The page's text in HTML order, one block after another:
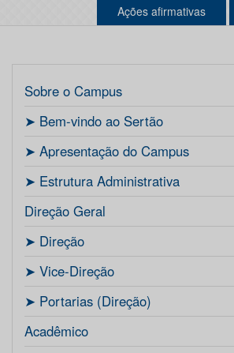
Ações afirmativas
Sobre o Campus
ㅤ➤ Bem-vindo ao Sertão
ㅤ➤ Apresentação do Campus
ㅤ➤ Estrutura Administrativa
Direção Geral
ㅤ➤ Direção
ㅤ➤ Vice-Direção
ㅤ➤ Portarias (Direção)
Acadêmico